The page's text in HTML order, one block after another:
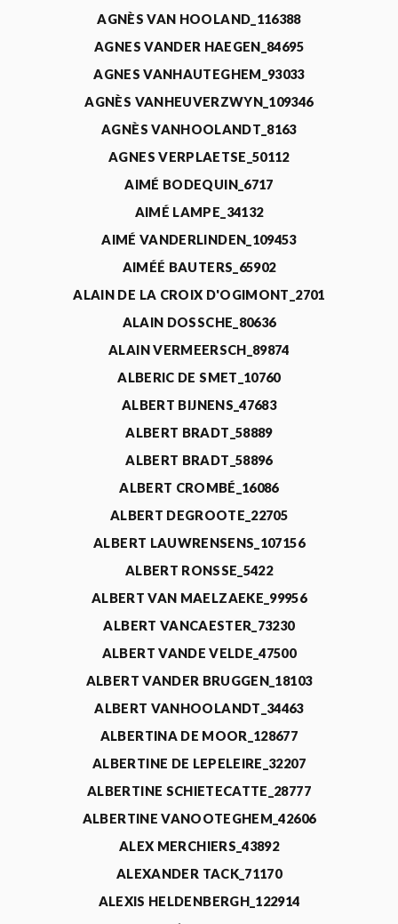
AGNÈS VAN HOOLAND_116388
AGNES VANDER HAEGEN_84695
AGNES VANHAUTEGHEM_93033
AGNÈS VANHEUVERZWYN_109346
AGNÈS VANHOOLANDT_8163
AGNES VERPLAETSE_50112
AIMÉ BODEQUIN_6717
AIMÉ LAMPE_34132
AIMÉ VANDERLINDEN_109453
AIMÉÉ BAUTERS_65902
ALAIN DE LA CROIX D'OGIMONT_2701
ALAIN DOSSCHE_80636
ALAIN VERMEERSCH_89874
ALBERIC DE SMET_10760
ALBERT BIJNENS_47683
ALBERT BRADT_58889
ALBERT BRADT_58896
ALBERT CROMBÉ_16086
ALBERT DEGROOTE_22705
ALBERT LAUWRENSENS_107156
ALBERT RONSSE_5422
ALBERT VAN MAELZAEKE_99956
ALBERT VANCAESTER_73230
ALBERT VANDE VELDE_47500
ALBERT VANDER BRUGGEN_18103
ALBERT VANHOOLANDT_34463
ALBERTINA DE MOOR_128677
ALBERTINE DE LEPELEIRE_32207
ALBERTINE SCHIETECATTE_28777
ALBERTINE VANOOTEGHEM_42606
ALEX MERCHIERS_43892
ALEXANDER TACK_71170
ALEXIS HELDENBERGH_122914